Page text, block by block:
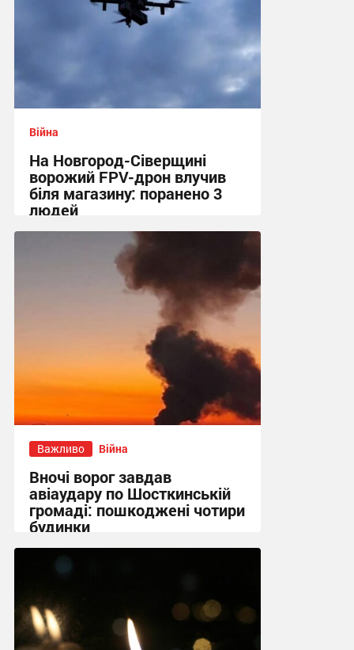
Війна
На Новгород-Сіверщині
ворожий FPV-дрон влучив
біля магазину: поранено 3
людей
Важливо Війна
Вночі ворог завдав
авіаудару по Шосткинській
громаді: пошкоджені чотири
будинки